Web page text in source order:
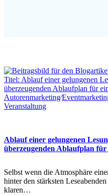
Autorenmarketing∕
Veranstaltung
Ablauf einer gelungenen
überzeugenden Ablaufplan für
Selbst wenn die Atmosphäre
hinter den stärksten
klaren…